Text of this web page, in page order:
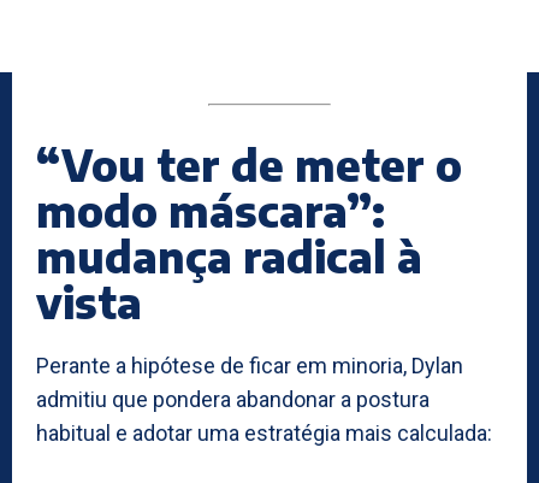
“Vou ter de meter o
modo máscara”:
mudança radical à
vista
Perante a hipótese de ficar em minoria, Dylan
admitiu que pondera abandonar a postura
habitual e adotar uma estratégia mais calculada: